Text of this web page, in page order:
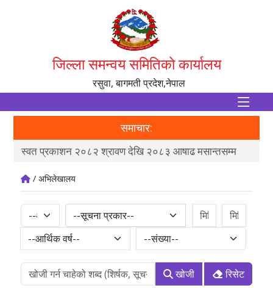
जिल्ला समन्वय समितिको कार्यालय
रसुवा, बागमती प्रदेश,नेपाल
समाचार:
मौजुदा सूची दर्ता र अद्यावधिक गराउने बारे सूचना
/ अभिलेखालय
--सूचना प्रकार--
खोजी रिसेट